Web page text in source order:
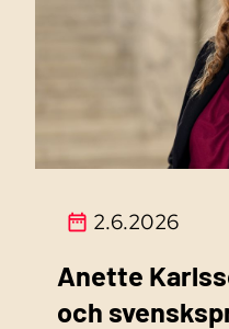
2.6.2026
Anette
och